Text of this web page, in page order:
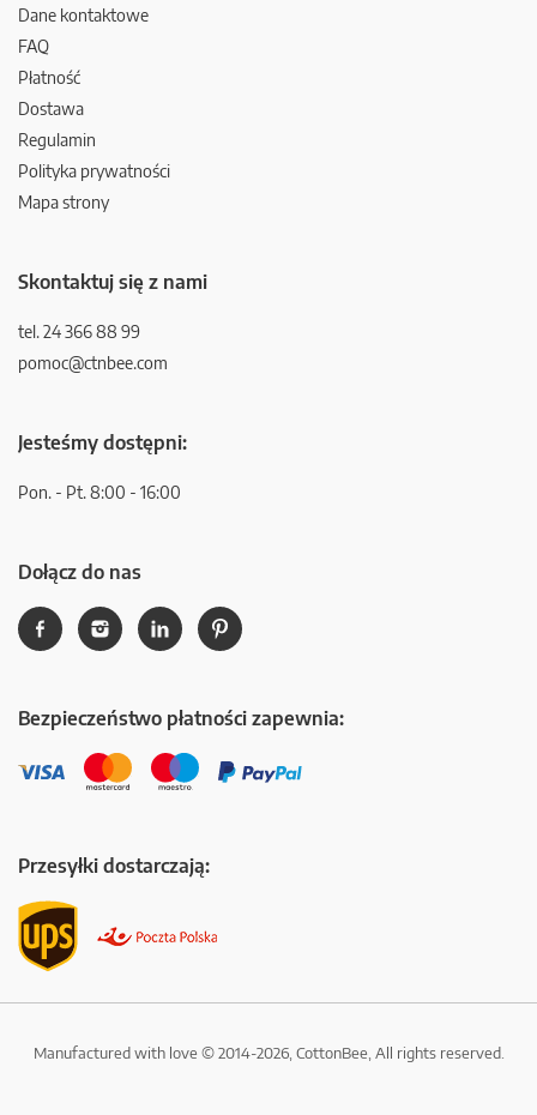
Dane kontaktowe
FAQ
Płatność
Dostawa
Regulamin
Polityka prywatności
Mapa strony
Skontaktuj się z nami
tel. 24 366 88 99
pomoc@ctnbee.com
Jesteśmy dostępni:
Pon. - Pt. 8:00 - 16:00
Dołącz do nas
Bezpieczeństwo płatności zapewnia:
Przesyłki dostarczają:
Manufactured with love © 2014-2026, CottonBee, All rights reserved.